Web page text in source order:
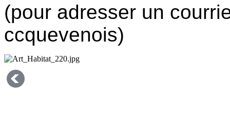
(pour adresser un
ccquevenois)